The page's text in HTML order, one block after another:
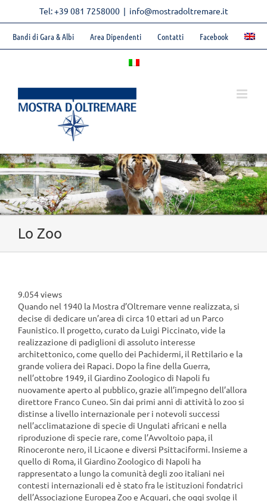
Tel: +39 081 7258000 | info@mostradoltremare.it
Bandi di Gara & Albi Area Dipendenti Contatti Facebook
Lo Zoo
9.054 views
Quando nel 1940 la Mostra d’Oltremare venne realizzata, si
decise di dedicare un’area di circa 10 ettari ad un Parco
Faunistico. Il progetto, curato da Luigi Piccinato, vide la
realizzazione di padiglioni di assoluto interesse
architettonico, come quello dei Pachidermi, il Rettilario e la
grande voliera dei Rapaci. Dopo la fine della Guerra,
nell’ottobre 1949, il Giardino Zoologico di Napoli fu
nuovamente aperto al pubblico, grazie all’impegno dell’allora
direttore Franco Cuneo. Sin dai primi anni di attività lo zoo si
distinse a livello internazionale per i notevoli successi
nell’acclimatazione di specie di Ungulati africani e nella
riproduzione di specie rare, come l’Avvoltoio papa, il
Rinoceronte nero, il Licaone e diversi Psittaciformi. Insieme a
quello di Roma, il Giardino Zoologico di Napoli ha
rappresentato a lungo la comunità degli zoo italiani nei
contesti internazionali ed è stato fra le istituzioni fondatrici
dell’Associazione Europea Zoo e Acquari, che oggi svolge il